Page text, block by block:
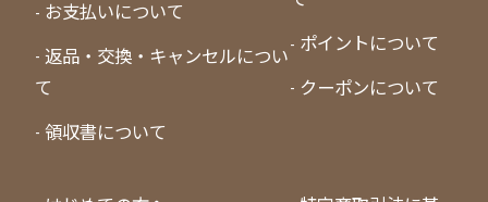
お支払いについて
返品・交換・キャンセルについ
て
領収書について
ポイントについて
クーポンについて